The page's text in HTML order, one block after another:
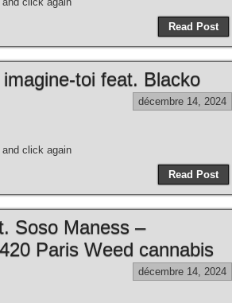
Read Post
toi feat. Blacko
décembre 14, 2024
and click again
Read Post
Soso Maness –
Paris Weed cannabis
décembre 14, 2024